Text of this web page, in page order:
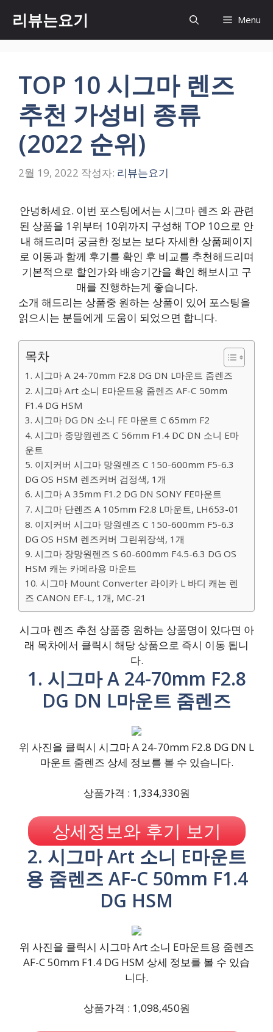
츠
리뷰는요기 Menu
TOP 10 시그마 렌즈
추천 가성비 종류
(2022 순위)
2월 19, 2022 작성자: 리뷰는요기
안녕하세요. 이번 포스팅에서는 시그마 렌즈 와 관련
된 상품을 1위부터 10위까지 구성해 TOP 10으로 안
내 해드리며 궁금한 정보는 보다 자세한 상품페이지
로 이동과 함께 후기를 확인 후 비교를 추천해드리며
기본적으로 할인가와 배송기간을 확인 해보시고 구
매를 진행하는게 좋습니다.
소개 해드리는 상품중 원하는 상품이 있어 포스팅을
읽으시는 분들에게 도움이 되었으면 합니다.
목차
1. 시그마 A 24-70mm F2.8 DG DN L마운트 줌렌즈
2. 시그마 Art 소니 E마운트용 줌렌즈 AF-C 50mm
F1.4 DG HSM
3. 시그마 DG DN 소니 FE 마운트 C 65mm F2
4. 시그마 중망원렌즈 C 56mm F1.4 DC DN 소니 E마
운트
5. 이지커버 시그마 망원렌즈 C 150-600mm F5-6.3
DG OS HSM 렌즈커버 검정색, 1개
6. 시그마 A 35mm F1.2 DG DN SONY FE마운트
7. 시그마 단렌즈 A 105mm F2.8 L마운트, LH653-01
8. 이지커버 시그마 망원렌즈 C 150-600mm F5-6.3
DG OS HSM 렌즈커버 그린위장색, 1개
9. 시그마 장망원렌즈 S 60-600mm F4.5-6.3 DG OS
HSM 캐논 카메라용 마운트
10. 시그마 Mount Converter 라이카 L 바디 캐논 렌
즈 CANON EF-L, 1개, MC-21
시그마 렌즈 추천 상품중 원하는 상품명이 있다면 아
래 목차에서 클릭시 해당 상품으로 즉시 이동 됩니
다.
1. 시그마 A 24-70mm F2.8
DG DN L마운트 줌렌즈
위 사진을 클릭시 시그마 A 24-70mm F2.8 DG DN L
마운트 줌렌즈 상세 정보를 볼 수 있습니다.
상품가격 : 1,334,330원
상세정보와 후기 보기
2. 시그마 Art 소니 E마운트
용 줌렌즈 AF-C 50mm F1.4
DG HSM
위 사진을 클릭시 시그마 Art 소니 E마운트용 줌렌즈
AF-C 50mm F1.4 DG HSM 상세 정보를 볼 수 있습
니다.
상품가격 : 1,098,450원